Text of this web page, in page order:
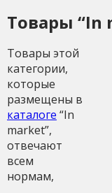
Товары “In
Товары этой
категории,
которые
размещены в
каталоге “In
market”,
отвечают
всем
нормам,